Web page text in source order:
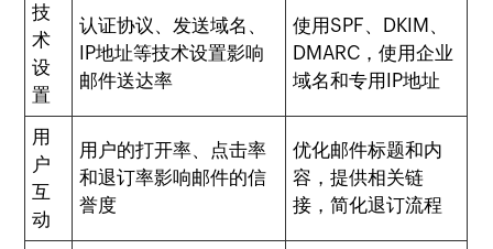
技
术
设
置
认证协议、发送域名、
IP地址等技术设置影响
邮件送达率
使用SPF、DKIM、
DMARC，使用企业
域名和专用IP地址
用
户
互
动
用户的打开率、点击率
和退订率影响邮件的信
誉度
优化邮件标题和内
容，提供相关链
接，简化退订流程